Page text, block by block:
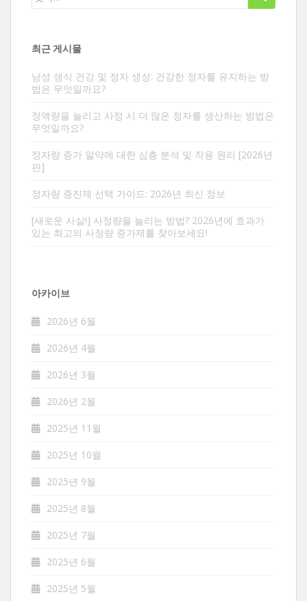
최근 게시물
남성 생식 건강 및 정자 생성: 건강한 정자를 유지하는 방
법은 무엇일까요?
정액량을 늘리고 사정 시 더 많은 정자를 생산하는 방법은
무엇일까요?
정자량 증가 알약에 대한 심층 분석 및 작용 원리 [2026년
판]
정자량 증진제 선택 가이드: 2026년 최신 정보
[새로운 사실!] 사정량을 늘리는 방법? 2026년에 효과가
있는 최고의 사정량 증가제를 찾아보세요!
아카이브
2026년 6월
2026년 4월
2026년 3월
2026년 2월
2025년 11월
2025년 10월
2025년 9월
2025년 8월
2025년 7월
2025년 6월
2025년 5월